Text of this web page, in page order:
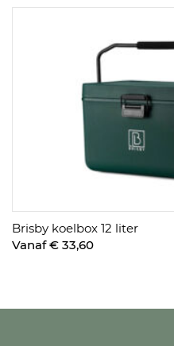
Brisby koelbox 12 liter
Vanaf € 33,60